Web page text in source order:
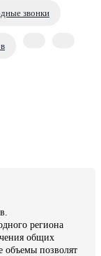
звонки
региона
общих
объемы позволят